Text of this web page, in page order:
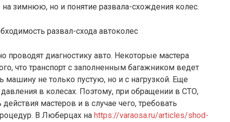
зимнюю, но и понятие развала-схождения колес.
проводят диагностику авто. Некоторые мастера
что транспорт с заполненным багажником ведет
машину не только пустую, но и с нагрузкой. Еще
в колесах. Поэтому, при обращении в СТО,
мастеров и в случае чего, требовать
В Люберцах на https://varaosa.ru/articles/shod-